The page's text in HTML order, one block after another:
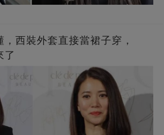
西裝外套直接當裙子穿，
了